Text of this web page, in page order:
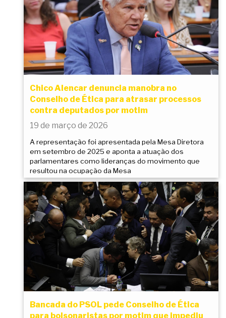
Chico Alencar denuncia manobra no
Conselho de Ética para atrasar processos
contra deputados por motim
19 de março de 2026
A representação foi apresentada pela Mesa Diretora
em setembro de 2025 e aponta a atuação dos
parlamentares como lideranças do movimento que
resultou na ocupação da Mesa
Bancada do PSOL pede Conselho de Ética
para bolsonaristas por motim que impediu